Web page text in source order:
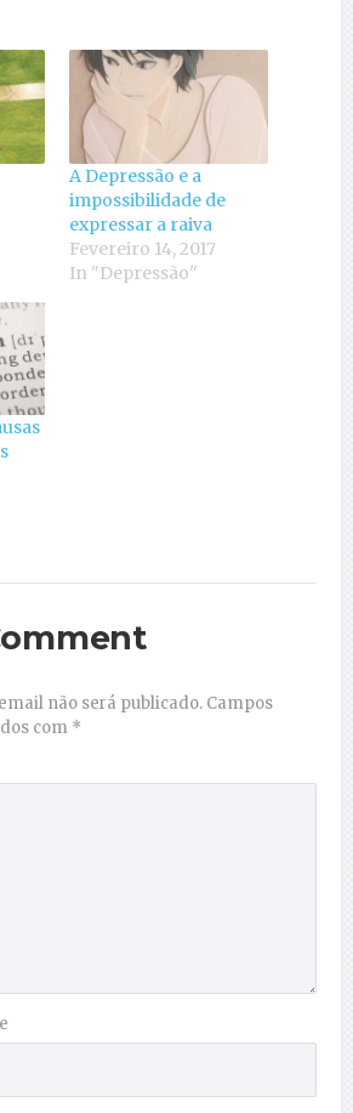
A Depressão e a
impossibilidade de
expressar a raiva
Fevereiro 14, 2017
In "Depressão"
não será publicado. Campos
com *